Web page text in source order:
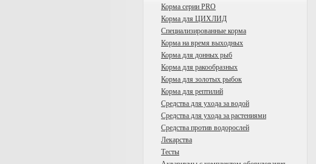
Корма серии PRO
Корма для ЦИХЛИД
Специализированные корма
Корма на время выходных
Корма для донных рыб
Корма для ракообразных
Корма для золотых рыбок
Корма для рептилий
Средства для ухода за водой
Средства для ухода за растениями
Средства против водорослей
Лекарства
Тесты